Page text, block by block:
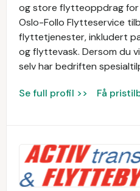
og store flytteoppdrag
Oslo-Follo Flytteservice
flyttetjenester, inkludert
og flyttevask. Dersom du
selv har bedriften
Se full profil >> Få